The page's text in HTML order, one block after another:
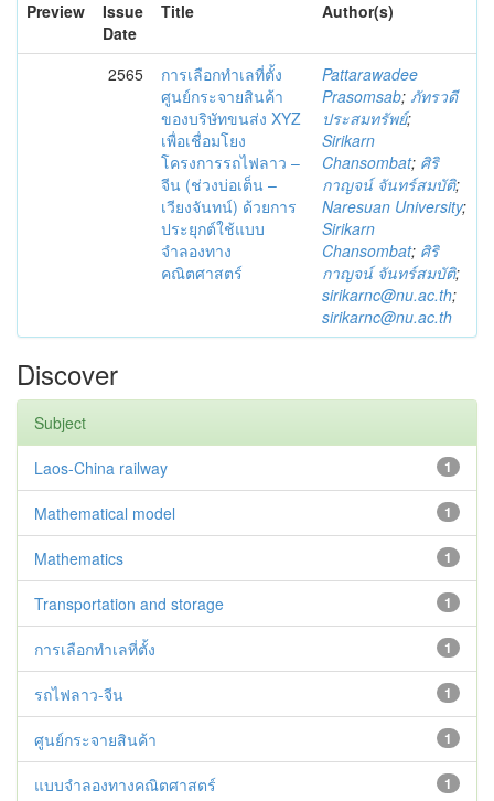
Preview
Issue
Date
Title Author(s)
2565
การเลือกทำเลที่ตั้ง
ศูนย์กระจายสินค้า
ของบริษัทขนส่ง XYZ
เพื่อเชื่อมโยง
โครงการรถไฟลาว –
จีน (ช่วงบ่อเต็น –
เวียงจันทน์) ด้วยการ
ประยุกต์ใช้แบบ
จำลองทาง
คณิตศาสตร์
Pattarawadee
Prasomsab; ภัทรวดี
ประสมทรัพย์;
Sirikarn
Chansombat; ศิริ
กาญจน์ จันทร์สมบัติ;
Naresuan University;
Sirikarn
Chansombat; ศิริ
กาญจน์ จันทร์สมบัติ;
sirikarnc@nu.ac.th;
sirikarnc@nu.ac.th
Discover
Subject
1
Laos-China railway
1
Mathematical model
1
Mathematics
1
Transportation and storage
1
การเลือกทำเลที่ตั้ง
1
รถไฟลาว-จีน
1
ศูนย์กระจายสินค้า
1
แบบจำลองทางคณิตศาสตร์